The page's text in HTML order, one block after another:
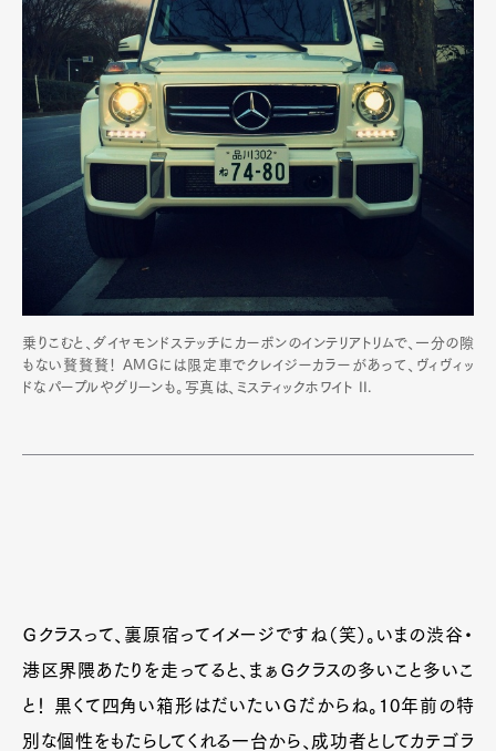
乗りこむと、ダイヤモンドステッチにカーボンのインテリアトリムで、一分の隙
もない贅贅贅！ AMGには限定車でクレイジーカラーがあって、ヴィヴィッ
ドなパープルやグリーンも。写真は、ミスティックホワイト II.
Ｇクラスって、裏原宿ってイメージですね（笑）。いまの渋谷・
港区界隈あたりを走ってると、まぁＧクラスの多いこと多いこ
と！ 黒くて四角い箱形はだいたいＧだからね。10年前の特
別な個性をもたらしてくれる一台から、成功者としてカテゴラ